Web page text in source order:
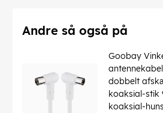
Farve: transparent
Brandklasse (CPR) : Eca
: Transparent
Forbrug enhed: 1 stk. kabelring
4040849677182
Andre så også på
Goobay
dobbelt
koaksial-stik
koaksial-